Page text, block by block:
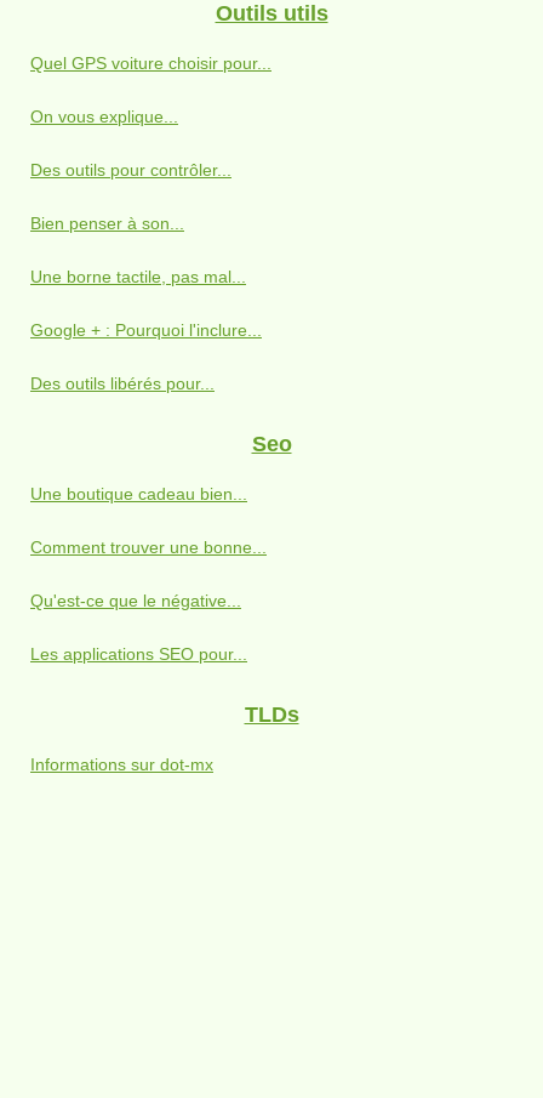
Outils utils
Quel GPS voiture choisir pour...
On vous explique...
Des outils pour contrôler...
Bien penser à son...
Une borne tactile, pas mal...
Google + : Pourquoi l'inclure...
Des outils libérés pour...
Seo
Une boutique cadeau bien...
Comment trouver une bonne...
Qu'est-ce que le négative...
Les applications SEO pour...
TLDs
Informations sur dot-mx